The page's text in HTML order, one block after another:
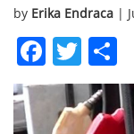
by Erika Endraca |